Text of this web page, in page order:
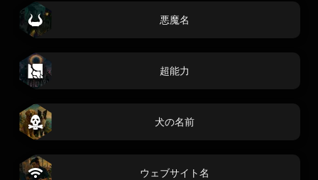
悪魔名
超能力
犬の名前
ウェブサイト名